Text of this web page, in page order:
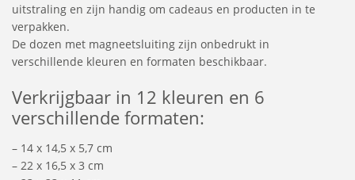
uitstraling en zijn handig om cadeaus en producten in te
verpakken.
De dozen met magneetsluiting zijn onbedrukt in
verschillende kleuren en formaten beschikbaar.
Verkrijgbaar in 12 kleuren en 6
verschillende formaten:
– 14 x 14,5 x 5,7 cm
– 22 x 16,5 x 3 cm